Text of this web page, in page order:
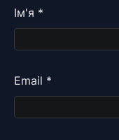
Ім'я *
Email *